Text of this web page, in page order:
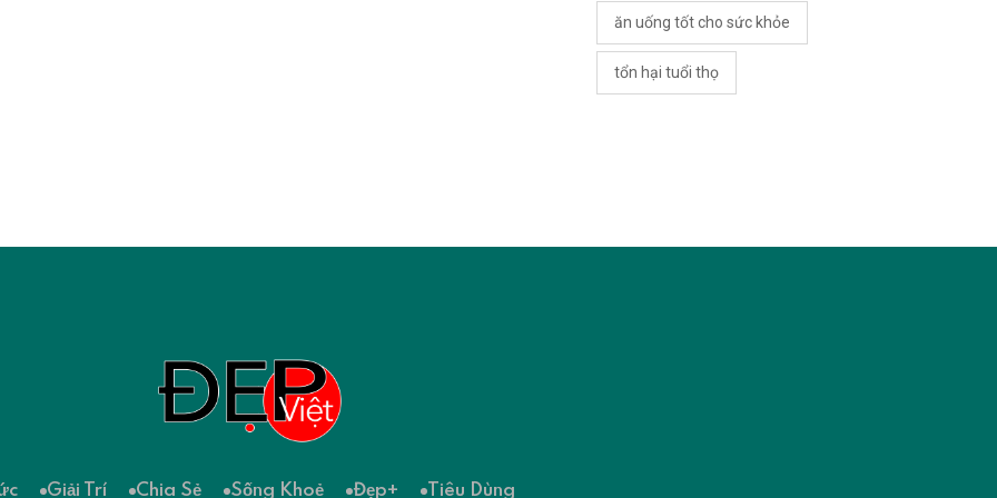
ăn uống tốt cho sức khỏe
tổn hại tuổi thọ
Giải Trí Chia Sẻ Sống Khoẻ Đẹp+ Tiêu Dùng